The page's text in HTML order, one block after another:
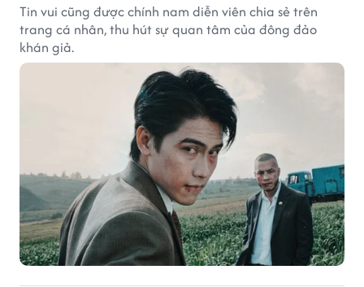
Tin vui cũng được chính nam diễn viên chia sẻ trên
trang cá nhân, thu hút sự quan tâm của đông đảo
khán giả.